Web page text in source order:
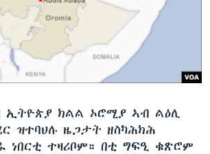
ኢትዮጵያ ክልል ኦሮሚያ ኣብ ልዕሊ
ዝተባህሉ ዜጋታት ዘስካሕክሕ
ተዛሪቦም። በቲ ግፍዒ ቁጽሮም